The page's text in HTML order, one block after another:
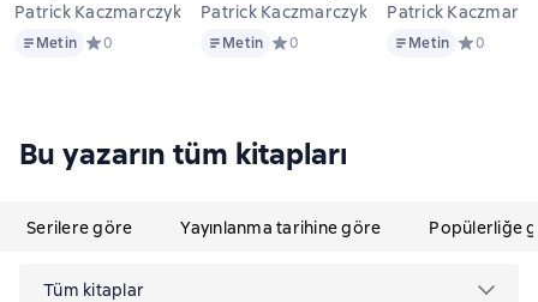
Patrick Kaczmarczyk
MetinMetin Средний рейтинг 0 на основе 0 оценок
0
Patrick Kaczmarczyk
MetinMetin Средний рейтинг 0 на основе 0
0
Patrick
MetinMetin Средний
0
Bu yazarın tüm kitapları
Serilere göre Yayınlanma tarihine göre Popülerliğe
Tüm kitaplar